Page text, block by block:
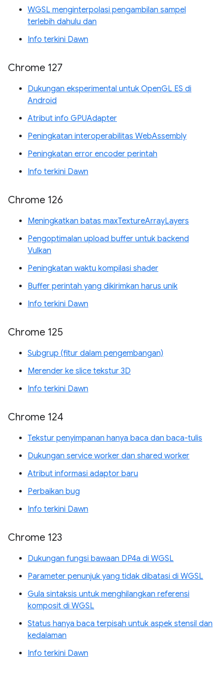
WGSL menginterpolasi pengambilan sampel
terlebih dahulu dan
Info terkini Dawn
Chrome 127
Dukungan eksperimental untuk OpenGL ES di
Android
Atribut info GPUAdapter
Peningkatan interoperabilitas WebAssembly
Peningkatan error encoder perintah
Info terkini Dawn
Chrome 126
Meningkatkan batas maxTextureArrayLayers
Pengoptimalan upload buffer untuk backend
Vulkan
Peningkatan waktu kompilasi shader
Buffer perintah yang dikirimkan harus unik
Info terkini Dawn
Chrome 125
Subgrup (fitur dalam pengembangan)
Merender ke slice tekstur 3D
Info terkini Dawn
Chrome 124
Tekstur penyimpanan hanya baca dan baca-tulis
Dukungan service worker dan shared worker
Atribut informasi adaptor baru
Perbaikan bug
Info terkini Dawn
Chrome 123
Dukungan fungsi bawaan DP4a di WGSL
Parameter penunjuk yang tidak dibatasi di WGSL
Gula sintaksis untuk menghilangkan referensi
komposit di WGSL
Status hanya baca terpisah untuk aspek stensil dan
kedalaman
Info terkini Dawn